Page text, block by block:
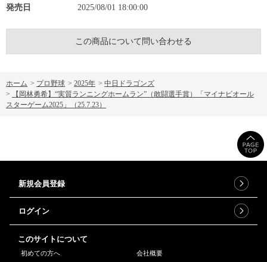
発売日 2025/08/01 18:00:00
この商品について問い合わせる
ホーム > プロ野球 > 2025年 > 中日ドラゴンズ
>
【岡林勇希】“実質ランニングホームラン”（敢闘選手賞）「マイナビオール
スターゲーム2025」（25.7.23）
新規会員登録
ログイン
このサイトについて
初めての方へ 会社概要